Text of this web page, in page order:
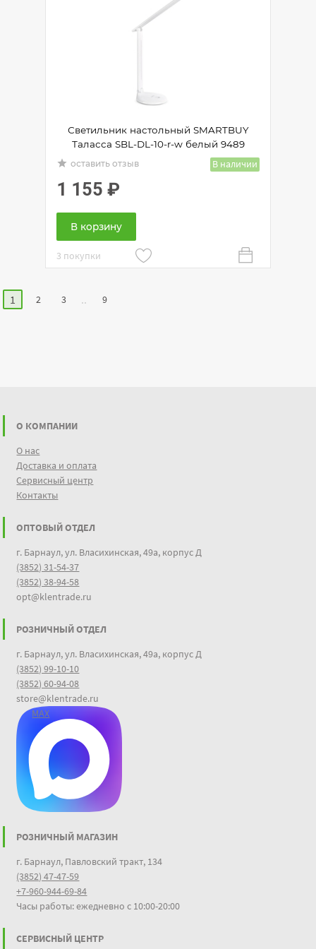
Светильник настольный SMARTBUY
Таласса SBL-DL-10-r-w белый 9489
grade оставить отзыв В наличии
1 155 ₽
В корзину
3 покупки
1 2 3 .. 9
О КОМПАНИИ
О нас
Доставка и оплата
Сервисный центр
Контакты
ОПТОВЫЙ ОТДЕЛ
г. Барнаул, ул. Власихинская, 49а, корпус Д
(3852) 31-54-37
(3852) 38-94-58
opt@klentrade.ru
РОЗНИЧНЫЙ ОТДЕЛ
г. Барнаул, ул. Власихинская, 49а, корпус Д
(3852) 99-10-10
(3852) 60-94-08
store@klentrade.ru
MAX
РОЗНИЧНЫЙ МАГАЗИН
г. Барнаул, Павловский тракт, 134
(3852) 47-47-59
+7-960-944-69-84
Часы работы: ежедневно с 10:00-20:00
СЕРВИСНЫЙ ЦЕНТР